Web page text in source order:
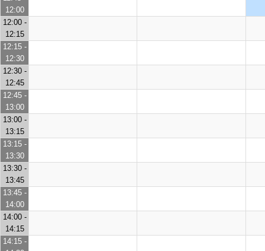
12:00
12:00 -
12:15
12:15 -
12:30
12:30 -
12:45
12:45 -
13:00
13:00 -
13:15
13:15 -
13:30
13:30 -
13:45
13:45 -
14:00
14:00 -
14:15
14:15 -